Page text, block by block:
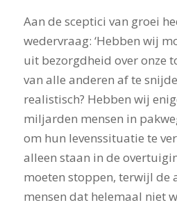
Aan de sceptici van groei
wedervraag: ‘Hebben wij
uit bezorgdheid over onze
van alle anderen af te
realistisch? Hebben wij
miljarden mensen in
om hun levenssituatie te
alleen staan in de
moeten stoppen, terwijl de
mensen dat helemaal niet